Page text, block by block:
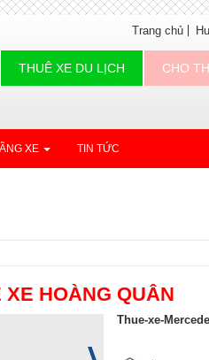
Trang chủ
THUÊ XE DU LỊCH CHO
XE TIN TỨC
XE HOÀNG QUÂN
Thue-xe-